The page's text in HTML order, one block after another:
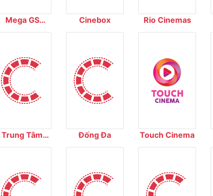
Mega GS
Cinemas
Cinebox Rio Cinemas
Trung Tâm
Chiếu Phim
Đống Đa Touch Cinema